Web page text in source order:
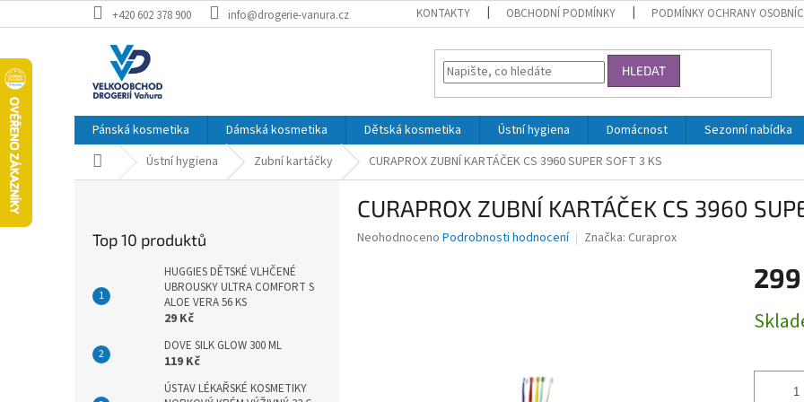
na
+420 602 378 900 info@drogerie-vanura.cz KONTAKTY OBCHODNÍ PODMÍNKY PODMÍNKY OCHRANY
HLEDAT
Pánská kosmetika Dámská kosmetika Dětská kosmetika Ústní hygiena Domácnost Sezonní nabídka
Domů Ústní hygiena Zubní kartáčky CURAPROX ZUBNÍ KARTÁČEK CS 3960 SUPER SOFT 3 KS
Top 10 produktů
HUGGIES DĚTSKÉ VLHČENÉ
UBROUSKY ULTRA COMFORT S
ALOE VERA 56 KS
29 Kč
DOVE SILK GLOW 300 ML
119 Kč
ÚSTAV LÉKAŘSKÉ KOSMETIKY
CURAPROX ZUBNÍ KARTÁČEK CS 3960
Průměrné
Neohodnoceno Podrobnosti hodnocení Značka: Curaprox
cena: